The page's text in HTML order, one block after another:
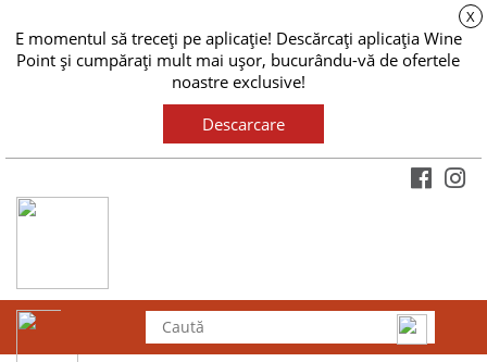
E momentul să treceți pe aplicație! Descărcați aplicația Wine
Point și cumpărați mult mai ușor, bucurându-vă de ofertele
noastre exclusive!
X
Descarcare